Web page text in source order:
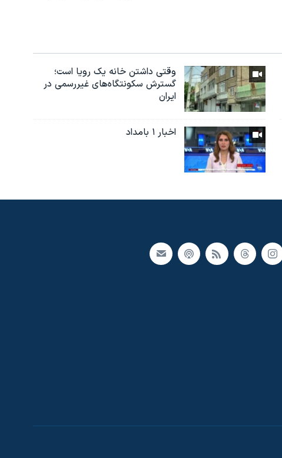
وقتی داشتن خانه یک رویا است؛
گسترش سکونتگاه‌های غیررسمی در
ایران
اخبار ۱ بامداد